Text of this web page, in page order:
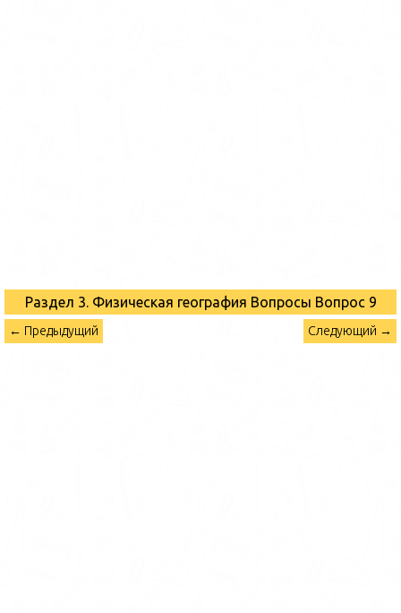
Раздел 3. Физическая география Вопросы Вопрос 9
← Предыдущий Следующий →